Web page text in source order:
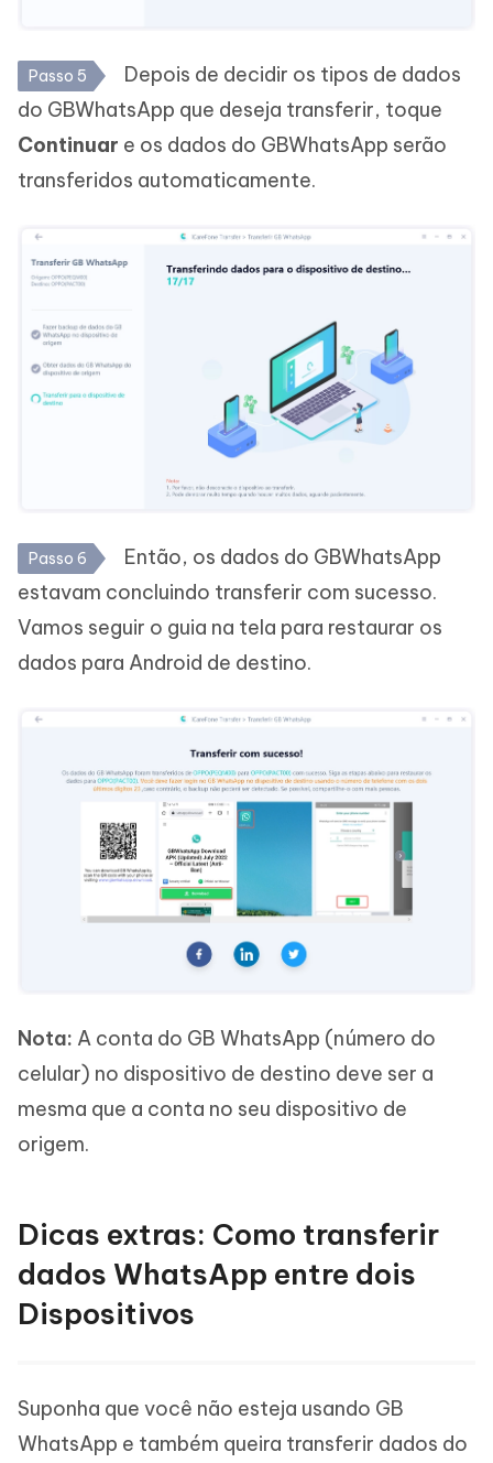
Passo 5
Depois de decidir os tipos de dados
do GBWhatsApp que deseja transferir, toque
Continuar e os dados do GBWhatsApp serão
transferidos automaticamente.
Passo 6
Então, os dados do GBWhatsApp
estavam concluindo transferir com sucesso.
Vamos seguir o guia na tela para restaurar os
dados para Android de destino.
Nota: A conta do GB WhatsApp (número do
celular) no dispositivo de destino deve ser a
mesma que a conta no seu dispositivo de
origem.
Dicas extras: Como transferir
dados WhatsApp entre dois
Dispositivos
Suponha que você não esteja usando GB
WhatsApp e também queira transferir dados do